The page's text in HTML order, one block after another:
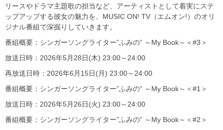
リースやドラマ主題歌の担当など、アーティストとして着実にステ
ップアップする彼女の魅力を、MUSIC ON! TV（エムオン!）のオリ
ジナル番組で深掘りしていきます。
番組概要：シンガーソングライター”ふみの” ～My Book～＜#3＞
放送日時：2026年5月28日(木) 23:00～24:00
再放送日時：2026年6月15日(月) 23:00～24:00
番組概要：シンガーソングライター”ふみの” ～My Book～＜#1＞
放送日時：2026年5月26日(火) 23:00～24:00
番組概要：シンガーソングライター”ふみの” ～My Book～＜#2＞